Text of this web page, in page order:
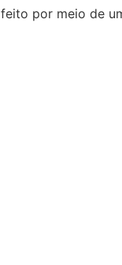
feito por meio de